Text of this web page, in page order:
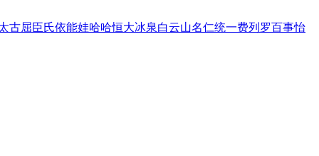
古屈臣氏依能娃哈哈恒大冰泉白云山名仁统一费列罗百事怡